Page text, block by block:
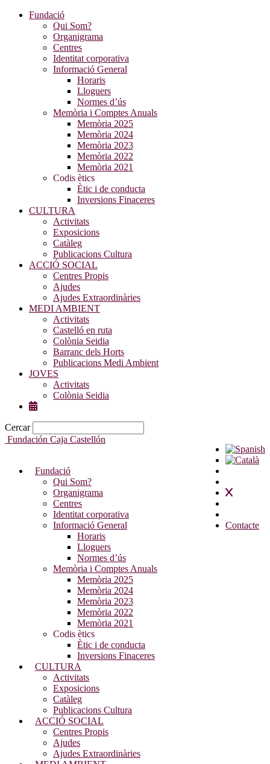
Fundació
Qui Som?
Organigrama
Centres
Identitat corporativa
Informació General
Horaris
Lloguers
Normes d’ús
Memòria i Comptes Anuals
Memòria 2025
Memòria 2024
Memòria 2023
Memòria 2022
Memòria 2021
Codis ètics
Ètic i de conducta
Inversions Finaceres
CULTURA
Activitats
Exposicions
Catàleg
Publicacions Cultura
ACCIÓ SOCIAL
Centres Propis
Ajudes
Ajudes Extraordinàries
MEDI AMBIENT
Activitats
Castelló en ruta
Colònia Seidia
Barranc dels Horts
Publicacions Medi Ambient
JOVES
Activitats
Colònia Seidia
Cercar
Contacte
Fundación Caja Castellón
Fundació
Qui Som?
Organigrama
Centres
Identitat corporativa
Informació General
Horaris
Lloguers
Normes d’ús
Memòria i Comptes Anuals
Memòria 2025
Memòria 2024
Memòria 2023
Memòria 2022
Memòria 2021
Codis ètics
Ètic i de conducta
Inversions Finaceres
CULTURA
Activitats
Exposicions
Catàleg
Publicacions Cultura
ACCIÓ SOCIAL
Centres Propis
Ajudes
Ajudes Extraordinàries